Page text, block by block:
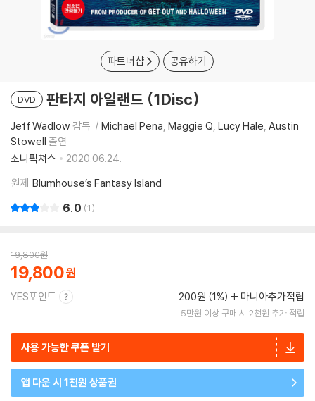
파트너샵 공유하기
DVD 판타지 아일랜드 (1Disc)
Jeff Wadlow감독 Michael Pena Maggie Q Lucy Hale Austin
Stowell 출연
소니픽쳐스
2020.06.24.
원제 Blumhouse’s Fantasy Island
6.0 1
19,800원
19,800
YES포인트 200원 (1%) 마니아추가적립
5만원 이상 구매 시 2천원 추가 적립
사용 가능한 쿠폰 받기
앱 다운 시 1천원 상품권